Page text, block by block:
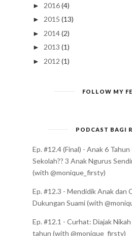
► 2016(4)
► 2015 (13)
► 2014(2)
► 2013 (1)
► 2012 (1)
FOLLOW MY
PODCAST BAGI
Ep. #12.4 (Final) - Anak 6
Sekolah?? 3 Anak Ngurus
(with @monique_firsty)
Ep. #12.3 - Mendidik Anak dan
Dukungan Suami (with
Ep. #12.1 - Curhat: Diajak
tahun (with @monique_firsty)